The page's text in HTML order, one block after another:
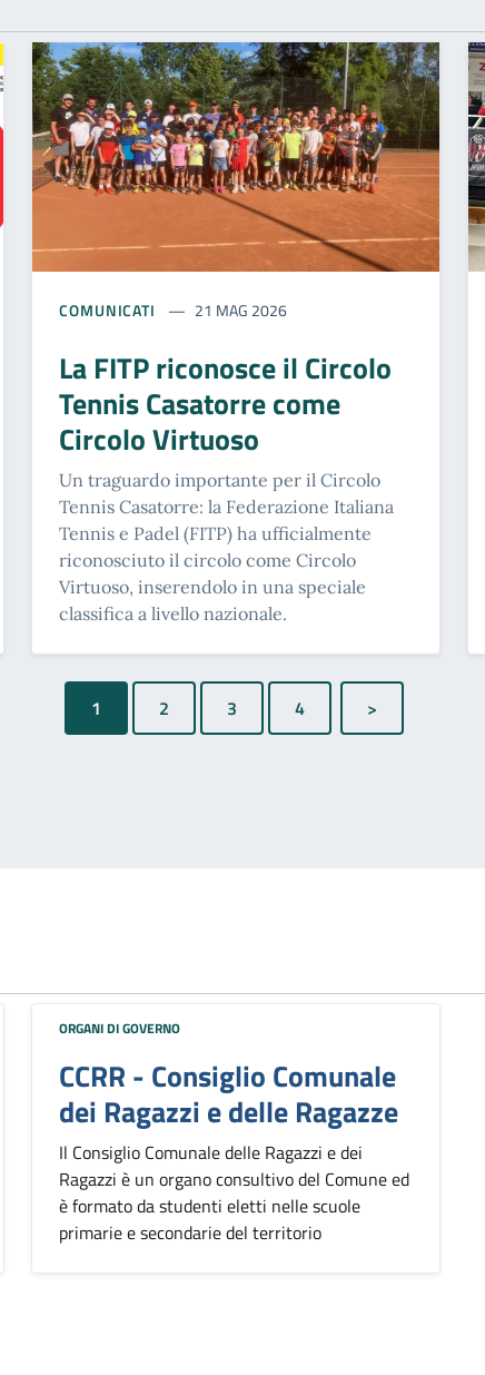
COMUNICATI 21 MAG 2026
La FITP riconosce il Circolo
Tennis Casatorre come
Circolo Virtuoso
Un traguardo importante per il Circolo
Tennis Casatorre: la Federazione Italiana
Tennis e Padel (FITP) ha ufficialmente
riconosciuto il circolo come Circolo
Virtuoso, inserendolo in una speciale
classifica a livello nazionale.
1
ORGANI DI GOVERNO
CCRR - Consiglio Comunale
dei Ragazzi e delle Ragazze
Il Consiglio Comunale delle Ragazzi e dei
Ragazzi è un organo consultivo del Comune ed
è formato da studenti eletti nelle scuole
primarie e secondarie del territorio